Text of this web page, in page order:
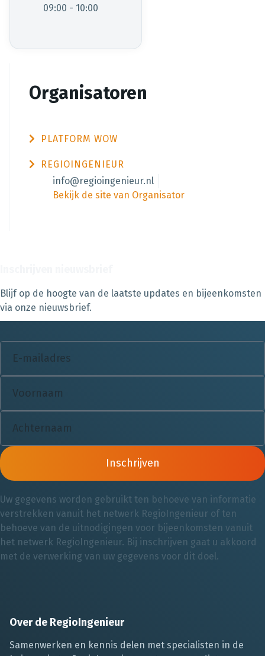
09:00 - 10:00
Organisatoren
PLATFORM WOW
REGIOINGENIEUR
info@regioingenieur.nl
Bekijk de site van Organisator
Blijf op de hoogte van de laatste updates en bijeenkomsten
via onze nieuwsbrief.
Inschrijven
Uw gegevens worden gebruikt ten behoeve van informatie
verstrekken vanuit het netwerk RegioIngenieur of ten
behoeve van de uitnodigingen voor bijeenkomsten vanuit
het netwerk RegioIngenieur. Bij inschrijven gaat u akkoord
met de verwerking van uw gegevens voor dit doel.
Over de RegioIngenieur
Samenwerken en kennis delen met specialisten in de